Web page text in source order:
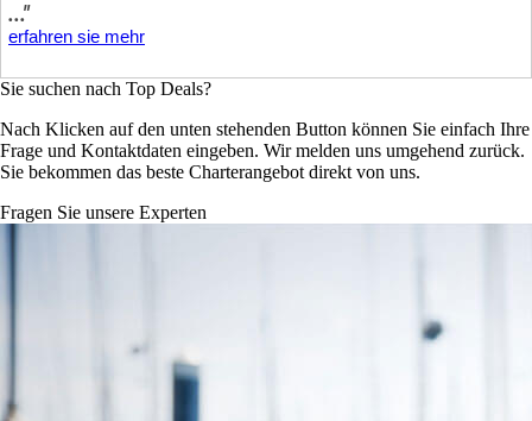
..."
erfahren sie mehr
Sie suchen nach Top Deals?
Nach Klicken auf den unten stehenden Button können Sie einfach Ihre
Frage und Kontaktdaten eingeben. Wir melden uns umgehend zurück.
Sie bekommen das beste Charterangebot direkt von uns.
Fragen Sie unsere Experten